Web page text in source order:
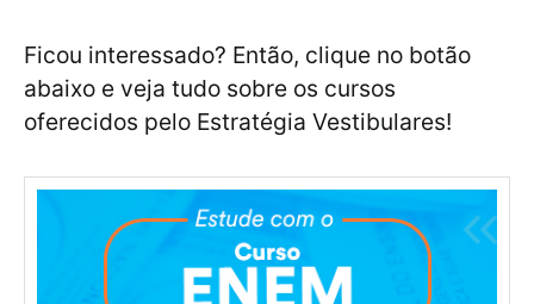
Ficou interessado? Então, clique no botão
abaixo e veja tudo sobre os cursos
oferecidos pelo Estratégia Vestibulares!